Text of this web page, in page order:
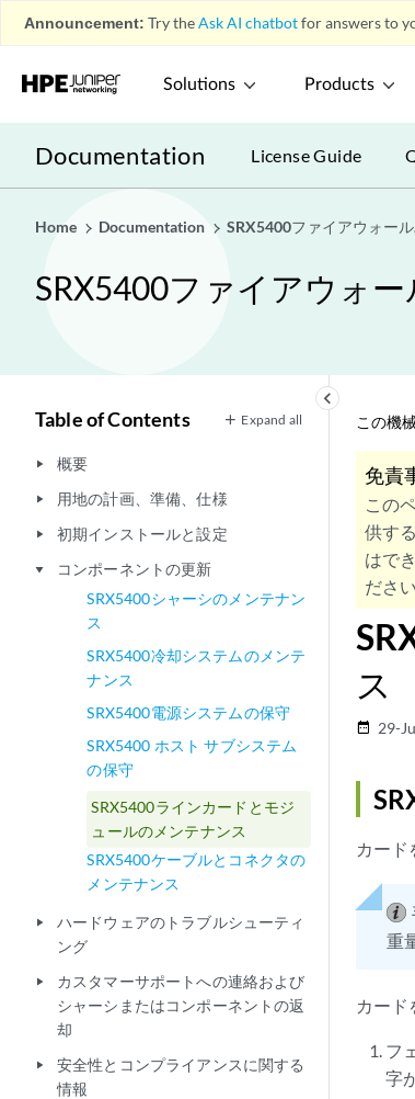
Announcement: Try theAsk AI chatbotfor answers to
Solutions Products
Documentation License Guide
Home Documentation SRX5400ファイアウォー
SRX5400ファイアウォ
keyboard_arrow_left
Table of Contents Expand all
play_arrow 概要
play_arrow 用地の計画、準備、仕様
play_arrow 初期インストールと設定
play_arrow
コンポーネントの更新
SRX5400シャーシのメンテナン
ス
SRX5400冷却システムのメンテ
ナンス
SRX5400電源システムの保守
SRX5400 ホスト サブシステム
の保守
SRX5400ラインカードとモジ
ュールのメンテナンス
SRX5400ケーブルとコネクタの
メンテナンス
play_arrow
ハードウェアのトラブルシューティ
ング
play_arrow
カスタマーサポートへの連絡および
シャーシまたはコンポーネントの返
却
play_arrow
安全性とコンプライアンスに関する
情報
この機
免責
この
供す
はで
ださ
ス
date_range 29-
カード
重
カード
フ
字